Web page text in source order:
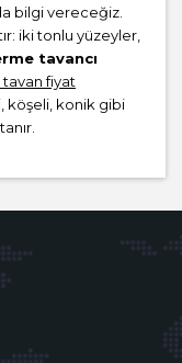
bilgi vereceğiz.
iki tonlu yüzeyler,
tavancı
fiyat
köşeli, konik gibi